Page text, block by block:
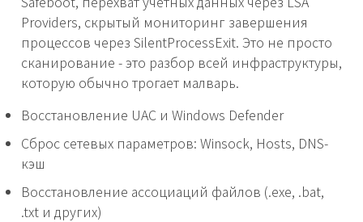
Providers, скрытый мониторинг завершения
процессов через SilentProcessExit. Это не просто
сканирование - это разбор всей инфраструктуры,
которую обычно трогает малварь.
Восстановление UAC и Windows Defender
Сброс сетевых параметров: Winsock, Hosts, DNS-
кэш
Восстановление ассоциаций файлов (.exe, .bat,
.txt и других)